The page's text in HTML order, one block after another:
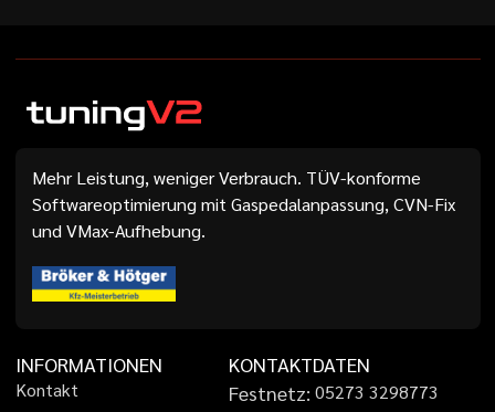
Mehr Leistung, weniger Verbrauch. TÜV-konforme
Softwareoptimierung mit Gaspedalanpassung, CVN-Fix
und VMax-Aufhebung.
INFORMATIONEN
Kontakt
KONTAKTDATEN
Festnetz: 05273 3298773